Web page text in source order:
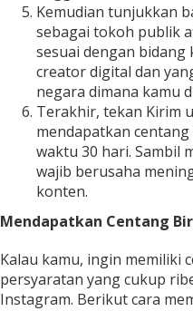
Kemudian tunjukkan
sebagai tokoh publik
sesuai dengan bidang
creator digital dan
negara dimana kamu
Terakhir, tekan Kirim
mendapatkan
waktu 30 hari. Sambil
wajib berusaha
konten.
Mendapatkan Centang
Kalau kamu, ingin memiliki
persyaratan yang cukup
Instagram. Berikut cara